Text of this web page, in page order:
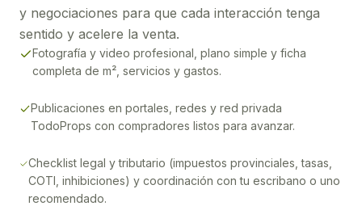
y negociaciones para que cada interacción tenga
sentido y acelere la venta.
Fotografía y video profesional, plano simple y ficha
completa de m², servicios y gastos.
Publicaciones en portales, redes y red privada
TodoProps con compradores listos para avanzar.
Checklist legal y tributario (impuestos provinciales, tasas,
COTI, inhibiciones) y coordinación con tu escribano o uno
recomendado.